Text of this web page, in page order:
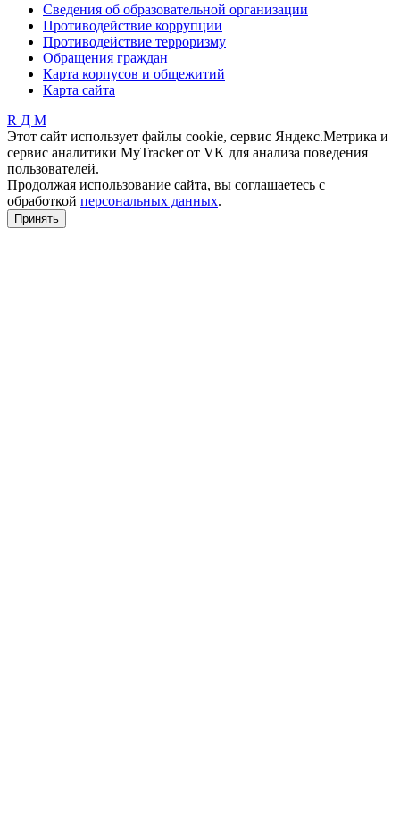
Сведения об образовательной организации
Противодействие коррупции
Противодействие терроризму
Обращения граждан
Карта корпусов и общежитий
Карта сайта
R Д М
Этот сайт использует файлы cookie, сервис Яндекс.Метрика и
сервис аналитики MyTracker от VK для анализа поведения
пользователей.
Продолжая использование сайта, вы соглашаетесь с
обработкой персональных данных.
Принять